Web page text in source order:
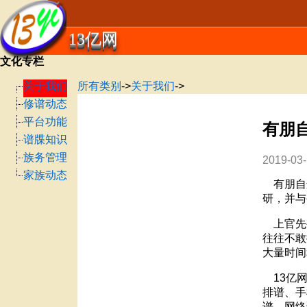
13亿网
文化专栏
关于我们
修谱动态
平台功能
谱牒知识
族务管理
家族动态
所有类别 ->关于我们->
有朋
2019-
有朋自
研，并
上官先
往往不
大量时
13亿
排谱、